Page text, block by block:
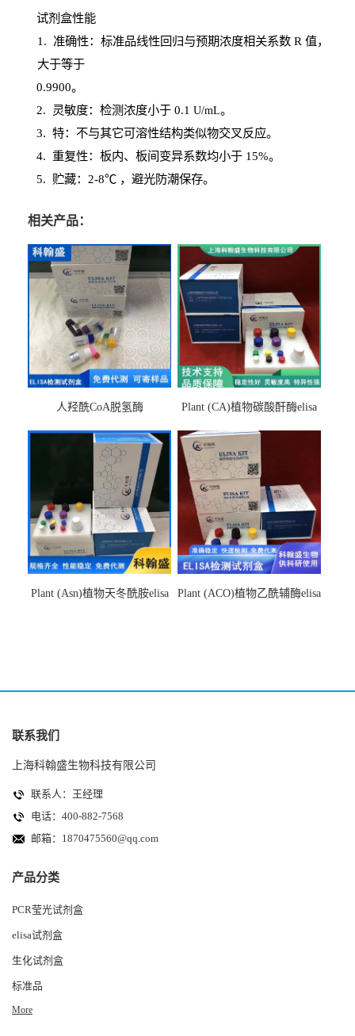
试剂盒性能
1 . 准确性：标准品线性回归与预期浓度相关系数 R 值，
大于等于
0.9900。
2. 灵敏度：检测浓度小于0.1 U/mL。
3. 特：不与其它可溶性结构类似物交叉反应。
4. 重复性：板内、板间变异系数均小于15%。
5. 贮藏：2-8℃ ，避光防潮保存。
相关产品：
人羟酰CoA脱氢酶
Plant (CA)植物碳酸酐酶elisa
Plant (Asn)植物天冬酰胺elisa
Plant (ACO)植物乙酰辅酶elisa
联系我们
上海科翰盛生物科技有限公司
联系人：王经理
电话：400-882-7568
邮箱： 1870475560@qq.com
产品分类
PCR莹光试剂盒
elisa试剂盒
生化试剂盒
标准品
More